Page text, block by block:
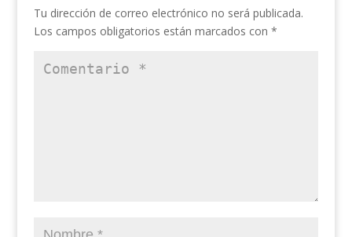
Tu dirección de correo electrónico no será publicada.
Los campos obligatorios están marcados con *